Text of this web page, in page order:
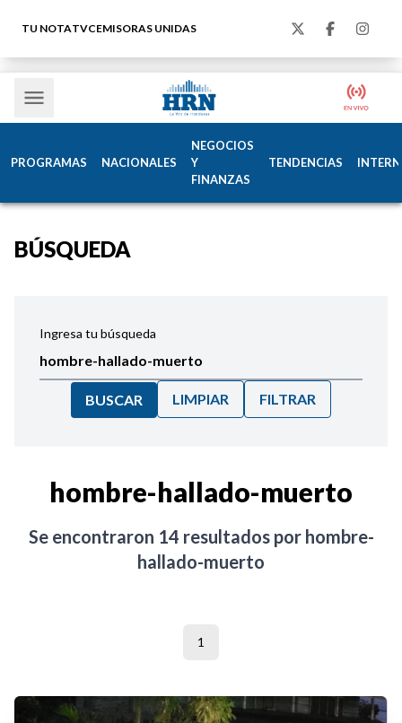
TU NOTATVCEMISORAS UNIDAS
PROGRAMAS NACIONALES
NEGOCIOS
Y
FINANZAS
TENDENCIAS
BÚSQUEDA
Ingresa tu búsqueda
BUSCAR LIMPIAR FILTRAR
hombre-hallado-muerto
Se encontraron 14 resultados por hombre-
hallado-muerto
1